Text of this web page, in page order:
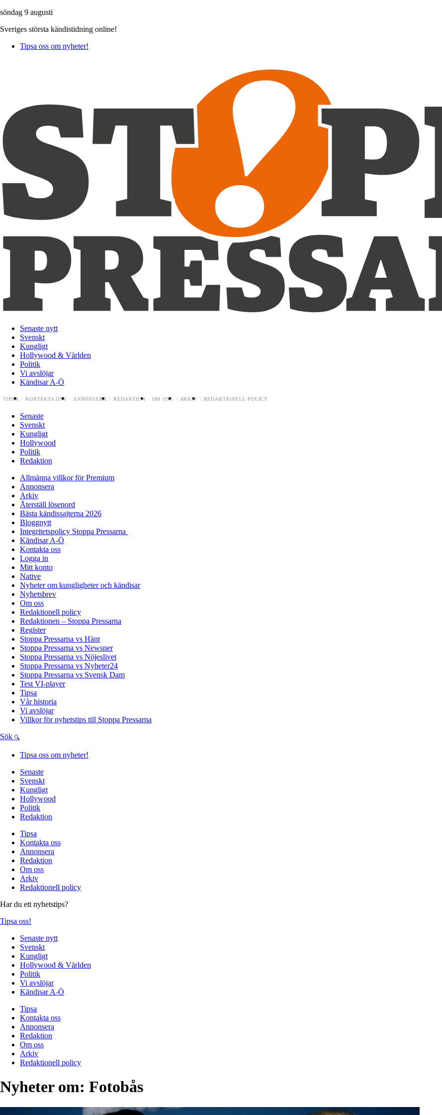
söndag 9 augusti
Sveriges största kändistidning online!
Tipsa oss om nyheter!
Senaste nytt
Svenskt
Kungligt
Hollywood & Världen
Politik
Vi avslöjar
Kändisar A-Ö
TIPSA KONTAKTA OSS ANNONSERA REDAKTION OM OSS ARKIV REDAKTIONELL POLICY
Senaste
Svenskt
Kungligt
Hollywood
Politik
Redaktion
Allmänna villkor för Premium
Annonsera
Arkiv
Återställ lösenord
Bästa kändissajterna 2026
Bloggnytt
Integritetspolicy Stoppa Pressarna
Kändisar A-Ö
Kontakta oss
Logga in
Mitt konto
Native
Nyheter om kungligheter och kändisar
Nyhetsbrev
Om oss
Redaktionell policy
Redaktionen – Stoppa Pressarna
Register
Stoppa Pressarna vs Hänt
Stoppa Pressarna vs Newsner
Stoppa Pressarna vs Nöjeslivet
Stoppa Pressarna vs Nyheter24
Stoppa Pressarna vs Svensk Dam
Test VI-player
Tipsa
Vår historia
Vi avslöjar
Villkor för nyhetstips till Stoppa Pressarna
Sök
Tipsa oss om nyheter!
Senaste
Svenskt
Kungligt
Hollywood
Politik
Redaktion
Tipsa
Kontakta oss
Annonsera
Redaktion
Om oss
Arkiv
Redaktionell policy
Har du ett nyhetstips?
Tipsa oss!
Senaste nytt
Svenskt
Kungligt
Hollywood & Världen
Politik
Vi avslöjar
Kändisar A-Ö
Tipsa
Kontakta oss
Annonsera
Redaktion
Om oss
Arkiv
Redaktionell policy
Nyheter om: Fotobås